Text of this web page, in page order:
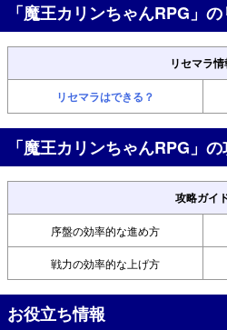
「魔王カリンちゃんRPG」
リセマラ情
リセマラはできる？
「魔王カリンちゃんRPG」
攻略ガイ
序盤の効率的な進め方
戦力の効率的な上げ方
お役立ち情報